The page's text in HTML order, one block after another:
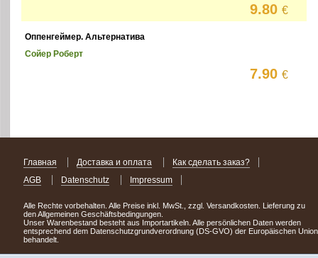
9.80€
Оппенгеймер. Альтернатива
Сойер Роберт
7.90€
Главная Доставка и оплата
Как сделать заказ?
AGB
Datenschutz Impressum
Alle Rechte vorbehalten. Alle Preise inkl. MwSt., zzgl. Versandkosten. Lieferung zu
den Allgemeinen Geschäftsbedingungen.
Unser Warenbestand besteht aus Importartikeln. Alle persönlichen Daten werden
entsprechend dem Datenschutzgrundverordnung (DS-GVO) der Europäischen Union
behandelt.